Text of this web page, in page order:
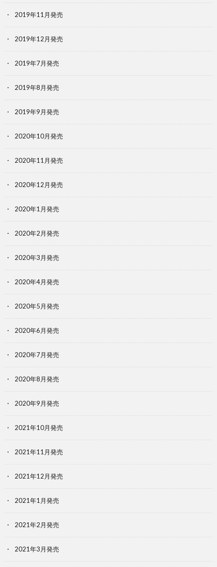
2019年11月発売
2019年12月発売
2019年7月発売
2019年8月発売
2019年9月発売
2020年10月発売
2020年11月発売
2020年12月発売
2020年1月発売
2020年2月発売
2020年3月発売
2020年4月発売
2020年5月発売
2020年6月発売
2020年7月発売
2020年8月発売
2020年9月発売
2021年10月発売
2021年11月発売
2021年12月発売
2021年1月発売
2021年2月発売
2021年3月発売